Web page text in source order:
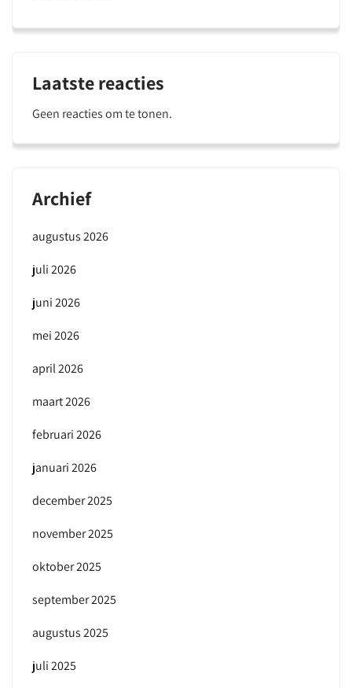
Laatste reacties
Geen reacties om te tonen.
Archief
augustus 2026
juli 2026
juni 2026
mei 2026
april 2026
maart 2026
februari 2026
januari 2026
december 2025
november 2025
oktober 2025
september 2025
augustus 2025
juli 2025